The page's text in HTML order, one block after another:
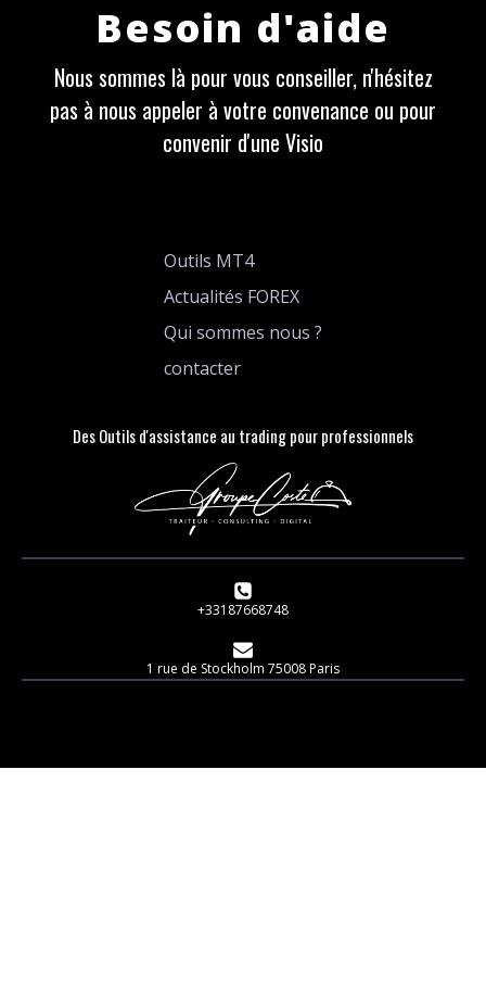
Besoin d'aide
Nous sommes là pour vous conseiller, n'hésitez
pas à nous appeler à votre convenance ou pour
convenir d'une Visio
Outils MT4
Actualités FOREX
Qui sommes nous ?
contacter
Des Outils d'assistance au trading pour professionnels
+33187668748
1 rue de Stockholm 75008 Paris